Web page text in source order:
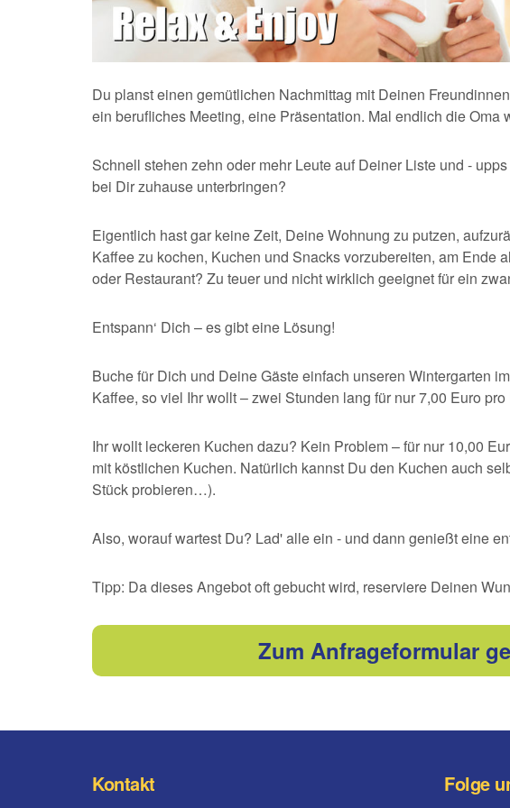
Du planst einen gemütlichen Nachmittag mit Deinen
ein berufliches Meeting, eine Präsentation. Mal endlich die
Schnell stehen zehn oder mehr Leute auf Deiner Liste und -
bei Dir zuhause unterbringen?
Eigentlich hast gar keine Zeit, Deine Wohnung zu putzen,
Kaffee zu kochen, Kuchen und Snacks vorzubereiten, am Ende
oder Restaurant? Zu teuer und nicht wirklich geeignet für ein
Entspann‘ Dich – es gibt eine Lösung!
Buche für Dich und Deine Gäste einfach unseren Wintergarten
Kaffee, so viel Ihr wollt – zwei Stunden lang für nur 7,00 Euro
Ihr wollt leckeren Kuchen dazu? Kein Problem – für nur 10,00
mit köstlichen Kuchen. Natürlich kannst Du den Kuchen auch
Stück probieren…).
Also, worauf wartest Du? Lad' alle ein - und dann genießt eine
Tipp: Da dieses Angebot oft gebucht wird, reserviere Deinen
Zum Anfrageformular
Kontakt Folge